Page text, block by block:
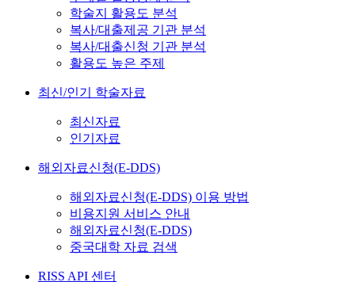
학술지 활용도 분석
복사/대출제공 기관 분석
복사/대출신청 기관 분석
활용도 높은 주제
최신/인기 학술자료
최신자료
인기자료
해외자료신청(E-DDS)
해외자료신청(E-DDS) 이용 방법
비용지원 서비스 안내
해외자료신청(E-DDS)
중국대학 자료 검색
RISS API 센터